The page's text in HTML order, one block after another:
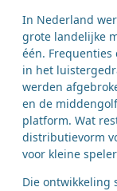
In Nederland
grote landelijke
één.
in het
werden
en de
platform. Wat
distributievorm
voor kleine
Die ontwikkeling